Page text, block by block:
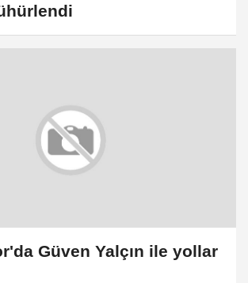
Güven Yalçın ile yollar